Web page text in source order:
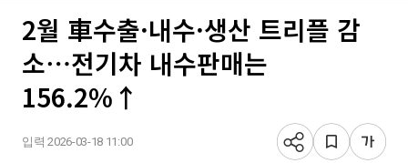
2월 車수출·내수·생산 트리플 감
소⋯전기차 내수판매는
156.2%↑
입력 2026-03-18 11:00